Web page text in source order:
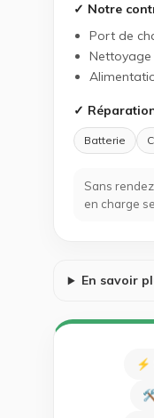
✓ Notre
Port de
Nettoyage
✓
Batterie
Sans
en charge
En savoir
⚡
🛠